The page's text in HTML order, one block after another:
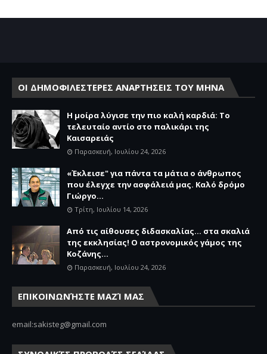
ΟΙ ΔΗΜΟΦΙΛΕΣΤΕΡΕΣ ΑΝΑΡΤΗΣΕΙΣ ΤΟΥ ΜΗΝΑ
Η μοίρα λύγισε την πιο καλή καρδιά: Το
τελευταίο αντίο στο παλικάρι της
Καισαρειάς
Παρασκευή, Ιουλίου 24, 2026
«Έκλεισε" για πάντα τα μάτια ο άνθρωπος
που έλεγχε την ασφάλειά μας. Καλό δρόμο
Γιώργο...
Τρίτη, Ιουλίου 14, 2026
Από τις αίθουσες διδασκαλίας… στα σκαλιά
της εκκλησίας! Ο αστρονομικός γάμος της
Κοζάνης...
Παρασκευή, Ιουλίου 24, 2026
ΕΠΙΚΟΙΝΩΝΉΣΤΕ ΜΑΖΊ ΜΑΣ
email:sakisteg@gmail.com